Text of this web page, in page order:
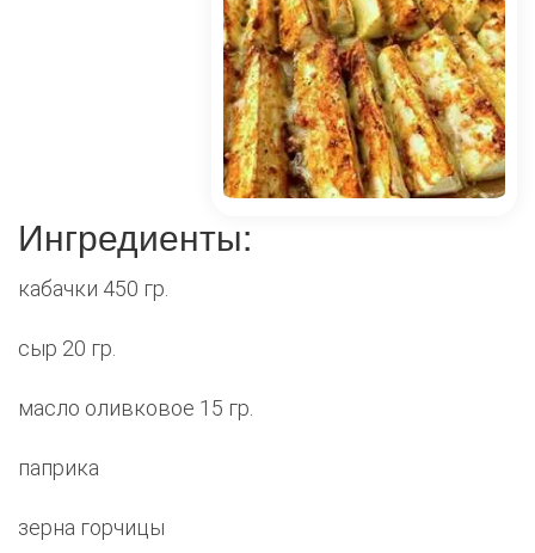
Ингредиенты:
кабачки 450 гр.
сыр 20 гр.
масло оливковое 15 гр.
паприка
зерна горчицы